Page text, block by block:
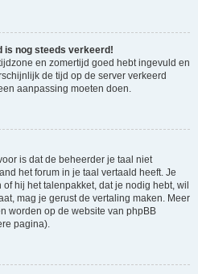
is nog steeds verkeerd!
en zomertijd goed hebt ingevuld en
de tijd op de server verkeerd
aanpassing moeten doen.
is dat de beheerder je taal niet
het forum in je taal vertaald heeft. Je
hij het talenpakket, dat je nodig hebt, wil
mag je gerust de vertaling maken. Meer
worden op de website van phpBB
pagina).